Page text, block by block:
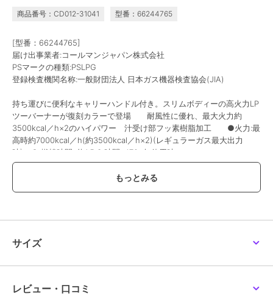
商品番号：CD012-31041 型番：66244765
[型番：66244765]
届け出事業者:コールマンジャパン株式会社
PSマークの種類:PSLPG
登録検査機関名称:一般財団法人 日本ガス機器検査協会(JIA)
持ち運びに便利なキャリーハンドル付き。スリムボディーの高火力LP
ツーバーナーが復刻カラーで登場 耐風性に優れ、最大火力約
3500kcal／h×2のハイパワー 汁受け部フッ素樹脂加工 ●火力:最
高時約7000kcal／h(約3500kcal／h×2)(レギュラーガス最大出力
時) ● 燃焼時間: 約1.5 3 時間※470g缶使用時
ブランド コールマン
ショップ
サイズ
サイズ
レビュー・口コミ